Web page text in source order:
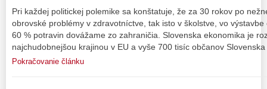
Pri každej politickej polemike sa konštatuje, že za 30 rokov po
obrovské problémy v zdravotníctve, tak isto v školstve, vo
60 % potravin dovážame zo zahraničia. Slovenska ekonomika je
najchudobnejšou krajinou v EU a vyše 700 tisíc občanov
Pokračovanie článku